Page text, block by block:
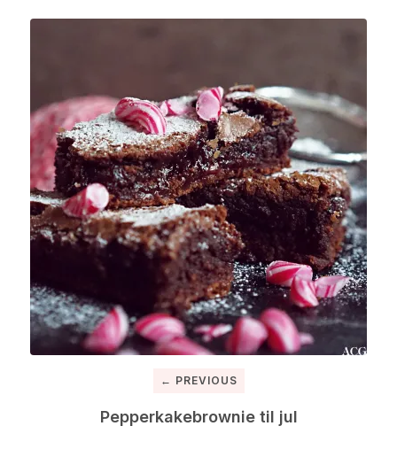
← PREVIOUS
Pepperkakebrownie til jul